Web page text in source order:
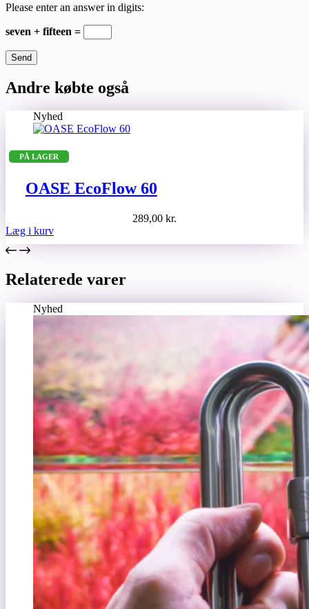
Please enter an answer in digits:
seven + fifteen =
Send
Andre købte også
Nyhed
PÅ LAGER
OASE EcoFlow 60
289,00 kr.
Læg i kurv
Relaterede varer
Nyhed